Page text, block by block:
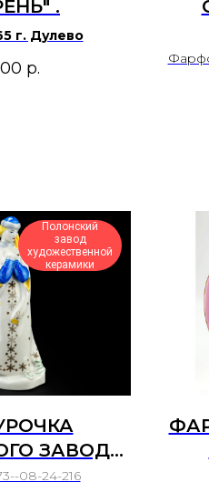
.
г. Дулево
р.
Полонский
завод
художественной
керамики
ЗАВОДА
08-24-216